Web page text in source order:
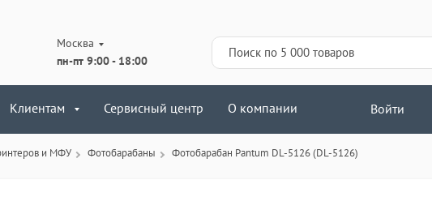
Москва
пн-пт 9:00 - 18:00
Клиентам Сервисный центр О компании Войти
и МФУ Фотобарабаны Фотобарабан Pantum DL-5126 (DL-5126)